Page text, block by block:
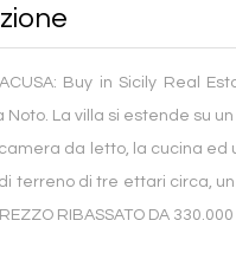
Buy in Sicily Real
Noto. La villa si estende su
camera da letto, la cucina
terreno di tre ettari circa,
RIBASSATO DA